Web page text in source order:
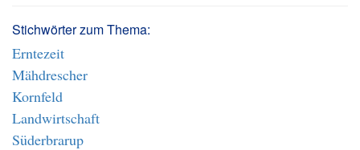
Stichwörter zum Thema:
Erntezeit
Mähdrescher
Kornfeld
Landwirtschaft
Süderbrarup